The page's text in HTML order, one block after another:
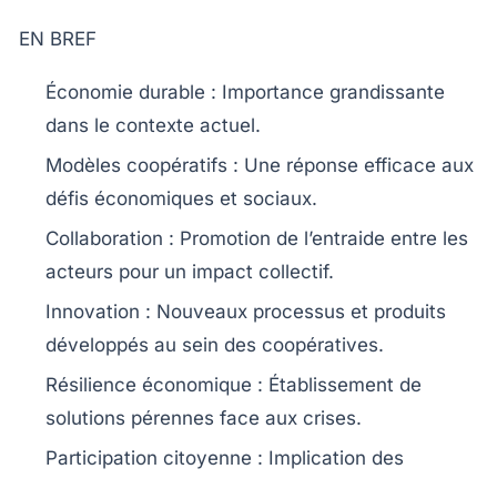
EN BREF
Économie durable : Importance grandissante
dans le contexte actuel.
Modèles coopératifs : Une réponse efficace aux
défis économiques et sociaux.
Collaboration : Promotion de l’entraide entre les
acteurs pour un impact collectif.
Innovation : Nouveaux processus et produits
développés au sein des coopératives.
Résilience économique : Établissement de
solutions pérennes face aux crises.
Participation citoyenne : Implication des